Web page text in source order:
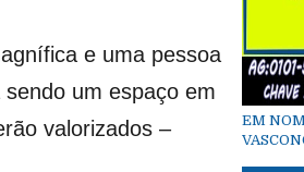
e uma pessoa
um espaço em
valorizados –
EM